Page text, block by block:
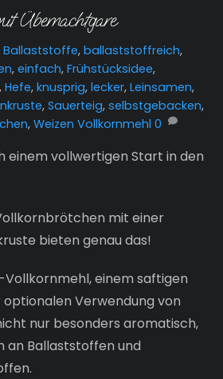
Übernachtgare
Ballaststoffe,ballaststoffreich,
,einfach,Frühstücksidee,
,Hefe,knusprig,lecker,Leinsamen,
,Sauerteig,selbstgebacken,
,Weizen Vollkornmehl 0
einem vollwertigen Start in den
mit einer
bieten genau das!
einem saftigen
Verwendung von
nur besonders aromatisch,
an Ballaststoffen und